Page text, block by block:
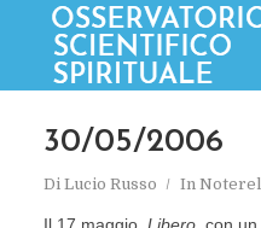
30/05/2006
Di Lucio Russo In